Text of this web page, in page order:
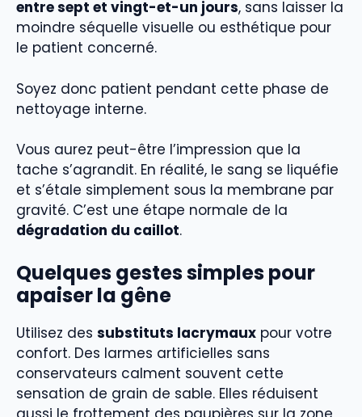
entre sept et vingt-et-un jours, sans laisser la
moindre séquelle visuelle ou esthétique pour
le patient concerné.
Soyez donc patient pendant cette phase de
nettoyage interne.
Vous aurez peut-être l’impression que la
tache s’agrandit. En réalité, le sang se liquéfie
et s’étale simplement sous la membrane par
gravité. C’est une étape normale de la
dégradation du caillot.
Quelques gestes simples pour
apaiser la gêne
Utilisez des substituts lacrymaux pour votre
confort. Des larmes artificielles sans
conservateurs calment souvent cette
sensation de grain de sable. Elles réduisent